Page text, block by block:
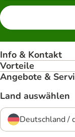
Info & Kontakt
Vorteile
Angebote &
Land auswählen
Deutschland /